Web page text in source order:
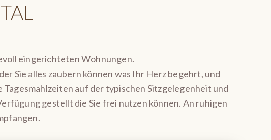
eingerichteten Wohnungen.
Sie alles zaubern können was Ihr Herz begehrt, und
auf der typischen Sitzgelegenheit und
gestellt die Sie frei nutzen können. An ruhigen